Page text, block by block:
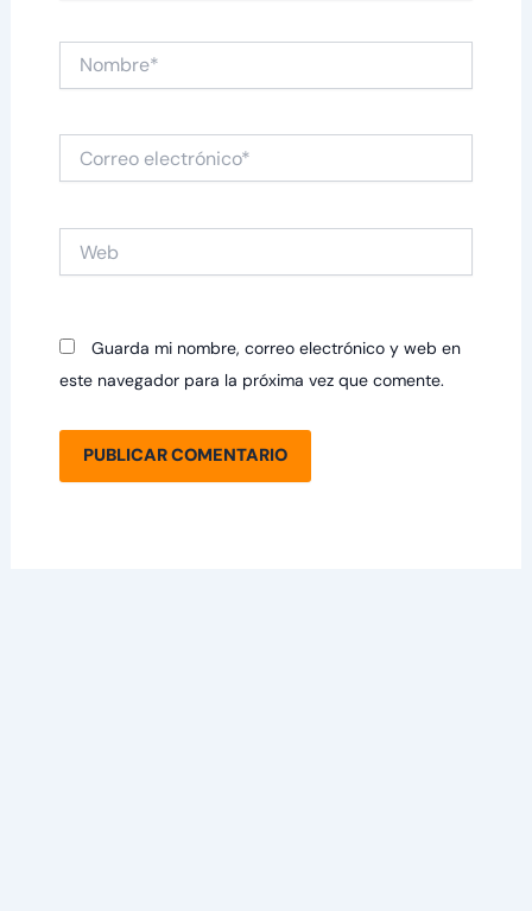
Nombre*
electrónico*
Guarda mi nombre, correo electrónico y web en
este navegador para la próxima vez que comente.